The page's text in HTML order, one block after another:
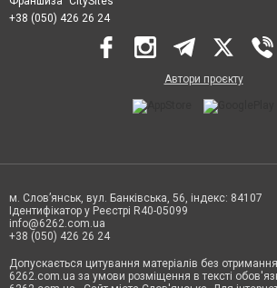
+38 (050) 426 26 24
Автори проєкту
м. Слов’янськ, вул. Банківська, 56, індекс: 84107
Ідентифікатор у Реєстрі R40-05099
info@6262.com.ua
+38 (050) 426 26 24
Допускається цитування матеріалів без
6262.com.ua за умови розміщення в тексті